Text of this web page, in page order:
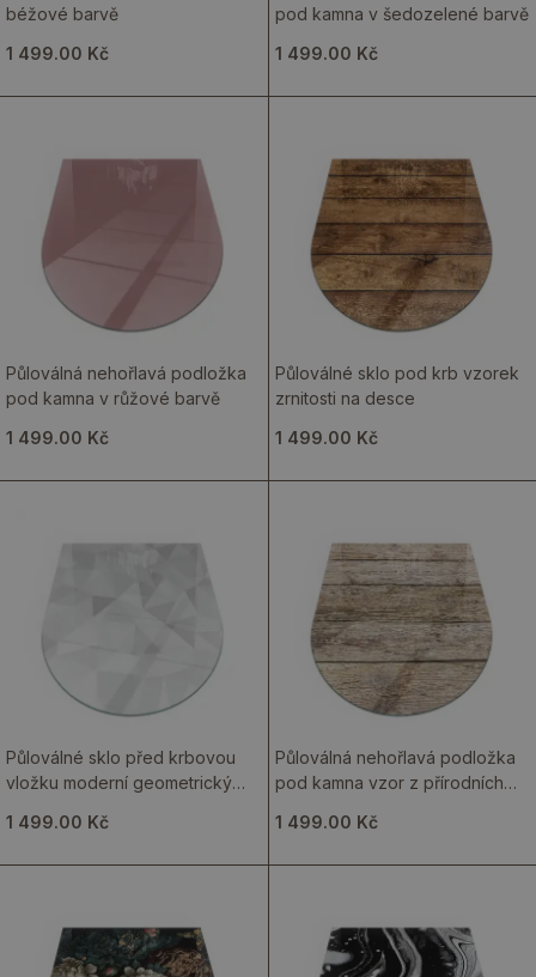
béžové barvě
1 499.00 Kč
pod kamna v šedozelené barvě
1 499.00 Kč
Půloválná nehořlavá podložka
pod kamna v růžové barvě
1 499.00 Kč
Půloválné sklo pod krb vzorek
zrnitosti na desce
1 499.00 Kč
Půloválné sklo před krbovou
vložku moderní geometrický
1 499.00 Kč
Půloválná nehořlavá podložka
pod kamna vzor z přírodních
1 499.00 Kč